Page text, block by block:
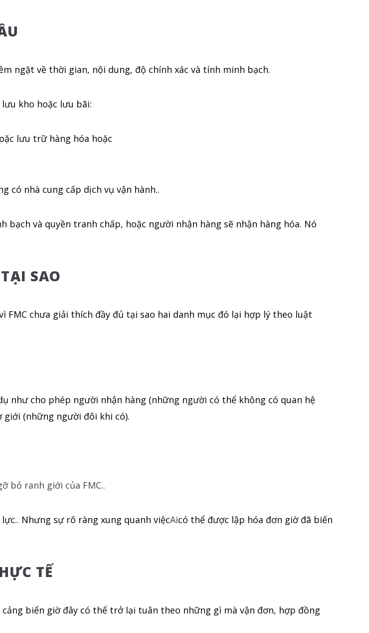
ngặt về thời gian, nội dung, độ chính xác và tính minh bạch.
kho hoặc lưu bãi:
lưu trữ hàng hóa hoặc
có nhà cung cấp dịch vụ vận hành..
bạch và quyền tranh chấp, hoặc người nhận hàng sẽ nhận hàng hóa. Nó
SAO
FMC chưa giải thích đầy đủ tại sao hai danh mục đó lại hợp lý theo luật
như cho phép người nhận hàng (những người có thể không có quan hệ
giới (những người đôi khi có).
bỏ ranh giới của FMC..
Nhưng sự rõ ràng xung quanh việcAicó thể được lập hóa đơn giờ đã biến
TẾ
biển giờ đây có thể trở lại tuân theo những gì mà vận đơn, hợp đồng